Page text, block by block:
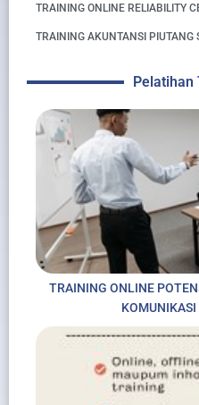
TRAINING ONLINE RELIABILITY
TRAINING AKUNTANSI PIUTANG
Pelatihan
TRAINING ONLINE
KOMUNIKASI